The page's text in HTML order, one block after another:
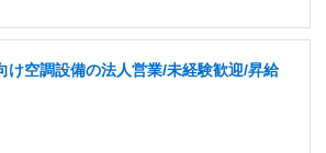
け空調設備の法人営業/未経験歓迎/昇給